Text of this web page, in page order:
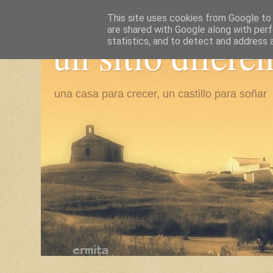
un sitio
una casa para crecer, un castillo para soñar
This site uses cookies from Google
are shared with Google along with
statistics, and to detect and address